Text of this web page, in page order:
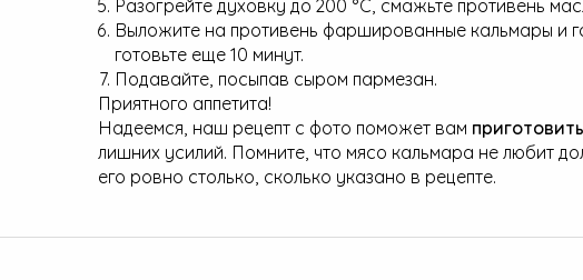
Выложите на противень фаршированные кальмары и
готовьте еще 10 минут.
Подавайте, посыпав сыром пармезан.
Приятного аппетита!
Надеемся, наш рецепт с фото поможет вам
лишних усилий. Помните, что мясо кальмара не любит
его ровно столько, сколько указано в рецепте.